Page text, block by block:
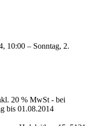
10:00 – Sonntag, 2.
20 % MwSt - bei
bis 01.08.2014